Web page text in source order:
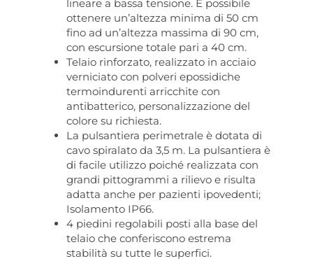
lineare a bassa tensione. È possibile
ottenere un’altezza minima di 50 cm
fino ad un’altezza massima di 90 cm,
con escursione totale pari a 40 cm.
Telaio rinforzato, realizzato in acciaio
verniciato con polveri epossidiche
termoindurenti arricchite con
antibatterico, personalizzazione del
colore su richiesta.
La pulsantiera perimetrale è dotata di
cavo spiralato da 3,5 m. La pulsantiera è
di facile utilizzo poiché realizzata con
grandi pittogrammi a rilievo e risulta
adatta anche per pazienti ipovedenti;
Isolamento IP66.
4 piedini regolabili posti alla base del
telaio che conferiscono estrema
stabilità su tutte le superfici.